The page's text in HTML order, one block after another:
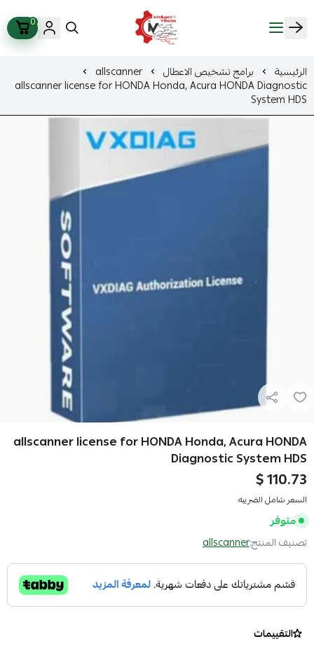
ذكاء المركبات Intelligent Vehicles
0
الرئيسية برامج تشخيص الاعطال allscanner
allscanner license for HONDA Honda, Acura HONDA Diagnostic
System HDS
allscanner license for HONDA Honda, Acura HONDA
Diagnostic System HDS
110.73 $
السعر شامل الضريبه
متوفر
تصنيف المنتج:allscanner
التقييمات